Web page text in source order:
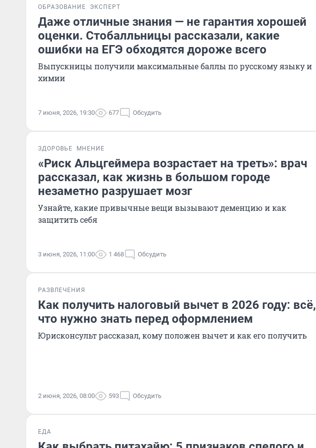
ОБРАЗОВАНИЕ ЭКСПЕРТ
Даже отличные знания — не гарантия хорошей
оценки. Стобалльницы рассказали, какие
ошибки на ЕГЭ обходятся дороже всего
Выпускницы получили максимальные баллы по русскому языку и
химии
7 июня, 2026, 19:30 677 Обсудить
ЗДОРОВЬЕ МНЕНИЕ
«Риск Альцгеймера возрастает на треть»: врач
рассказал, как жизнь в большом городе
незаметно разрушает мозг
Узнайте, какие привычные вещи вызывают деменцию и как
защитить себя
3 июня, 2026, 11:00 1 468 Обсудить
РАЗВЛЕЧЕНИЯ
Как получить налоговый вычет в 2026 году: всё,
что нужно знать перед оформлением
Юрисконсульт рассказал, кому положен вычет и как его получить
2 июня, 2026, 08:00 593 Обсудить
ЕДА